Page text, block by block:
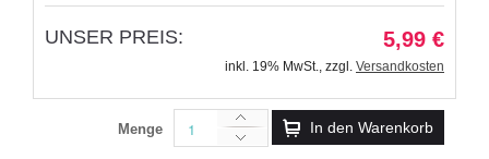
UNSER PREIS: 5,99 €
inkl. 19% MwSt., zzgl. Versandkosten
Menge In den Warenkorb